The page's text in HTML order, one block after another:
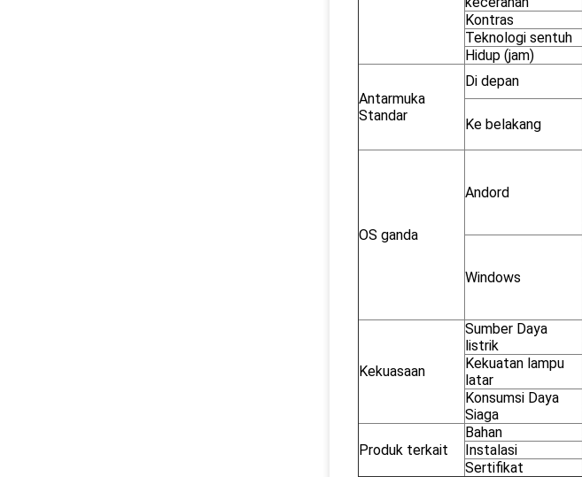
Kontras
Teknologi sentuh
Hidup (jam)
Antarmuka
Standar
Di depan
Ke belakang
OS ganda
Andord
Windows
Kekuasaan
Sumber Daya
listrik
Kekuatan lampu
latar
Konsumsi Daya
Siaga
Produk terkait
Bahan
Instalasi
Sertifikat